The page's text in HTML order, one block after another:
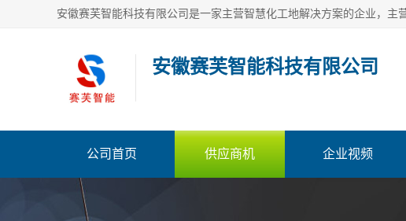
安徽赛芙智能科技有限公司
公司首页 供应商机 企业视频